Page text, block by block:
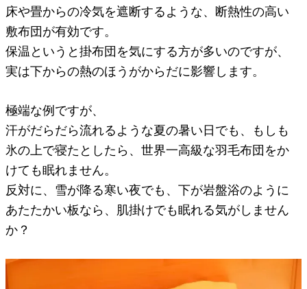
床や畳からの冷気を遮断するような、断熱性の高い
敷布団が有効です。
保温というと掛布団を気にする方が多いのですが、
実は下からの熱のほうがからだに影響します。
極端な例ですが、
汗がだらだら流れるような夏の暑い日でも、もしも
氷の上で寝たとしたら、世界一高級な羽毛布団をか
けても眠れません。
反対に、雪が降る寒い夜でも、下が岩盤浴のように
あたたかい板なら、肌掛けでも眠れる気がしません
か？